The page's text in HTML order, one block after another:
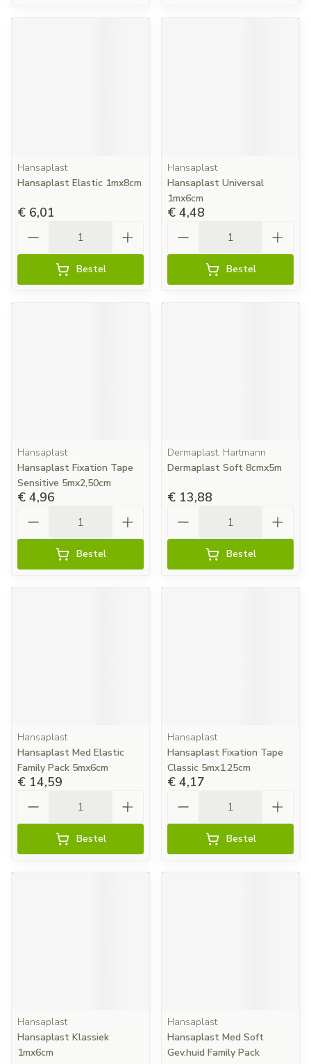
Hansaplast
Hansaplast Elastic 1mx8cm
€ 6,01
Bestel
Hansaplast
Hansaplast Universal
1mx6cm
€ 4,48
Bestel
Hansaplast
Hansaplast Fixation Tape
Sensitive 5mx2,50cm
€ 4,96
Bestel
Dermaplast, Hartmann
Dermaplast Soft 8cmx5m
€ 13,88
Bestel
Hansaplast
Hansaplast Med Elastic
Family Pack 5mx6cm
€ 14,59
Bestel
Hansaplast
Hansaplast Fixation Tape
Classic 5mx1,25cm
€ 4,17
Bestel
Hansaplast
Hansaplast Klassiek
1mx6cm
Hansaplast
Hansaplast Med Soft
Gev.huid Family Pack